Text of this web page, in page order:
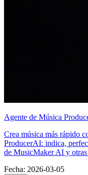
Agente de Música
Crea música más rápido
ProducerAI: indica,
de MusicMaker AI y otras
Fecha: 2026-03-05